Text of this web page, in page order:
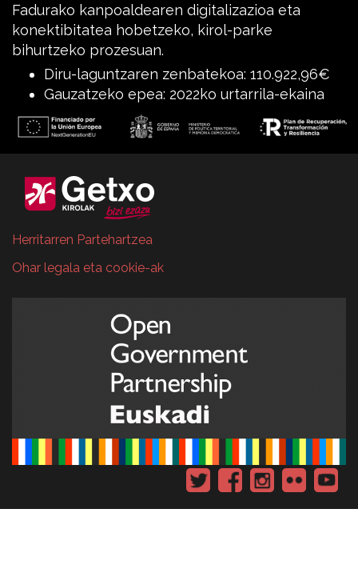
Fadurako kanpoaldearen digitalizazioa eta
konektibitatea hobetzeko, kirol-parke
bihurtzeko prozesuan.
Diru-laguntzaren zenbatekoa: 110.922,96€
Gauzatzeko epea: 2022ko urtarrila-ekaina
Herritarren Partehartzea
Ohar legala eta cookie-ak